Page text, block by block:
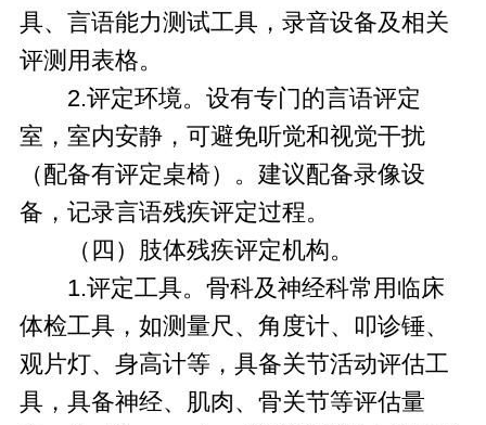
具、言语能力测试工具，录音设备及相关
评测用表格。
2.评定环境。设有专门的言语评定
室，室内安静，可避免听觉和视觉干扰
（配备有评定桌椅）。建议配备录像设
备，记录言语残疾评定过程。
（四）肢体残疾评定机构。
1.评定工具。骨科及神经科常用临床
体检工具，如测量尺、角度计、叩诊锤、
观片灯、身高计等，具备关节活动评估工
具，具备神经、肌肉、骨关节等评估量